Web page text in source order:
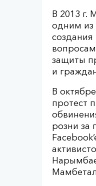
В 2013 г.
одним из
защиты
и
В
протест
розни за